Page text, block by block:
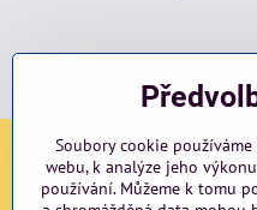
Sociální sítě
Soubory cookie
webu, k analýze jeho
používání. Můžeme k tomu